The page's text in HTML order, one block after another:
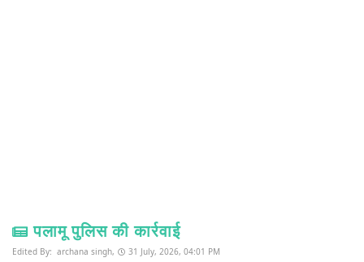
पलामू पुलिस की कार्रवाई
Edited By: archana singh, 31 July, 2026, 04:01 PM